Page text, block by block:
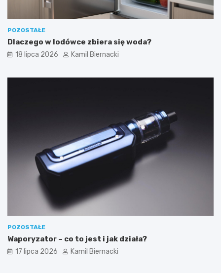
POZOSTAŁE
Dlaczego w lodówce zbiera się woda?
18 lipca 2026 Kamil Biernacki
POZOSTAŁE
Waporyzator – co to jest i jak działa?
17 lipca 2026 Kamil Biernacki